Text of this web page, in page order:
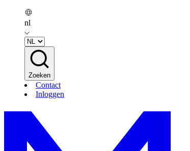
nl
Zoeken
Contact
Inloggen